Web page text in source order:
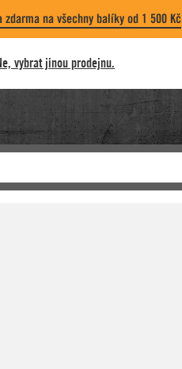
zdarma na všechny balíky od 1 500 Kč
vybrat jinou prodejnu.